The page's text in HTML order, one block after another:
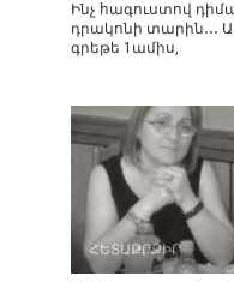
Ինչ հագուստով
դրակոնի տարին․․․
գրեթե 1ամիս,
ՀԵՏԱՔՐՔԻՐ